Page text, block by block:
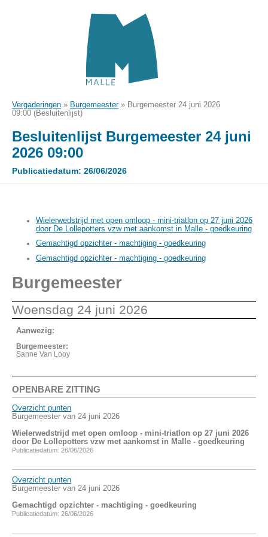
Vergaderingen » Burgemeester» Burgemeester 24 juni 2026
09:00 (Besluitenlijst)
Besluitenlijst Burgemeester 24 juni
2026 09:00
Publicatiedatum: 26/06/2026
Wielerwedstrijd met open omloop - mini-triatlon op 27 juni 2026
door De Lollepotters vzw met aankomst in Malle - goedkeuring
Gemachtigd opzichter - machtiging - goedkeuring
Gemachtigd opzichter - machtiging - goedkeuring
Burgemeester
Woensdag 24 juni 2026
Aanwezig:
Burgemeester:
Sanne Van Looy
OPENBARE ZITTING
Overzicht punten
Burgemeester van 24 juni 2026
Wielerwedstrijd met open omloop - mini-triatlon op 27 juni 2026
door De Lollepotters vzw met aankomst in Malle - goedkeuring
Publicatiedatum: 26/06/2026
Overzicht punten
Burgemeester van 24 juni 2026
Gemachtigd opzichter - machtiging - goedkeuring
Publicatiedatum: 26/06/2026